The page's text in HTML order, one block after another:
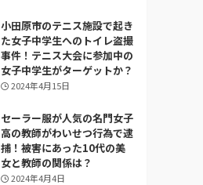
小田原市のテニス施設で起き
た女子中学生へのトイレ盗撮
事件！テニス大会に参加中の
女子中学生がターゲットか？
2024年4月15日
セーラー服が人気の名門女子
高の教師がわいせつ行為で逮
捕！被害にあった10代の美
女と教師の関係は？
2024年4月4日